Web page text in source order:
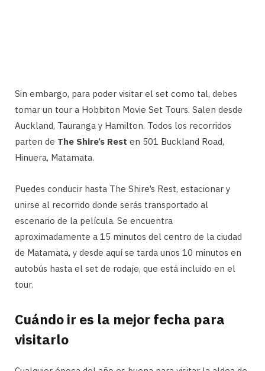
Sin embargo, para poder visitar el set como tal, debes
tomar un tour a Hobbiton Movie Set Tours. Salen desde
Auckland, Tauranga y Hamilton. Todos los recorridos
parten de The Shire’s Rest en 501 Buckland Road,
Hinuera, Matamata.
Puedes conducir hasta The Shire’s Rest, estacionar y
unirse al recorrido donde serás transportado al
escenario de la película. Se encuentra
aproximadamente a 15 minutos del centro de la ciudad
de Matamata, y desde aquí se tarda unos 10 minutos en
autobús hasta el set de rodaje, que está incluido en el
tour.
Cuándo ir es la mejor fecha para
visitarlo